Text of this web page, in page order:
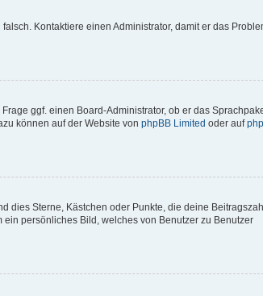
Kontaktiere einen Administrator, damit er das
ggf. einen Board-Administrator, ob er das
können auf der Website von phpBB Limited oder auf
dies Sterne, Kästchen oder Punkte, die deine
persönliches Bild, welches von Benutzer zu Benutzer